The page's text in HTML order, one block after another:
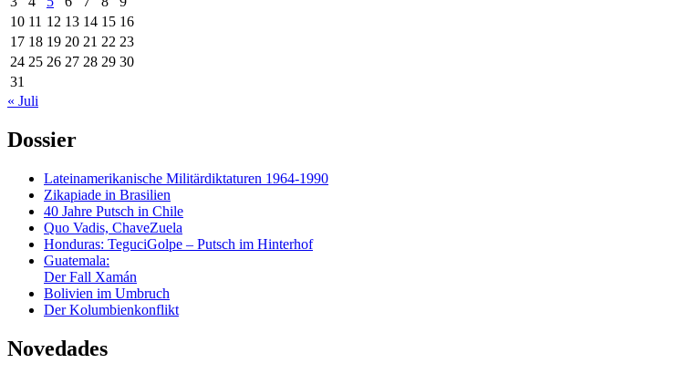
10 11 12 13 14 15 16
17 18 19 20 21 22 23
24 25 26 27 28 29 30
31
« Juli
Dossier
Lateinamerikanische Militärdiktaturen 1964-1990
Zikapiade in Brasilien
40 Jahre Putsch in Chile
Quo Vadis, ChaveZuela
Honduras: TeguciGolpe – Putsch im Hinterhof
Guatemala:
Der Fall Xamán
Bolivien im Umbruch
Der Kolumbienkonflikt
Novedades